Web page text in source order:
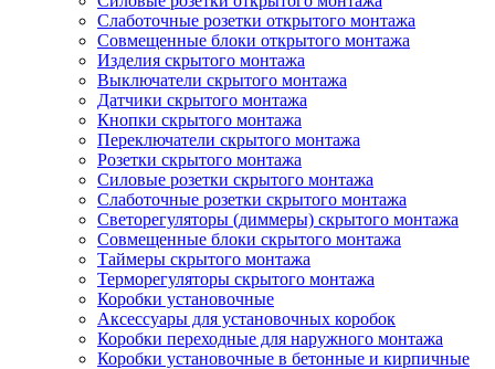
Слаботочные розетки открытого монтажа
Совмещенные блоки открытого монтажа
Изделия скрытого монтажа
Выключатели скрытого монтажа
Датчики скрытого монтажа
Кнопки скрытого монтажа
Переключатели скрытого монтажа
Розетки скрытого монтажа
Силовые розетки скрытого монтажа
Слаботочные розетки скрытого монтажа
Светорегуляторы (диммеры) скрытого монтажа
Совмещенные блоки скрытого монтажа
Таймеры скрытого монтажа
Терморегуляторы скрытого монтажа
Коробки установочные
Аксессуары для установочных коробок
Коробки переходные для наружного монтажа
Коробки установочные в бетонные и кирпичные